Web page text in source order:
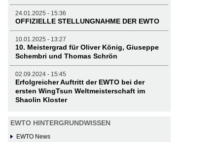
24.01.2025 - 15:36
OFFIZIELLE STELLUNGNAHME DER EWTO
10.01.2025 - 13:27
10. Meistergrad für Oliver König, Giuseppe
Schembri und Thomas Schrön
02.09.2024 - 15:45
Erfolgreicher Auftritt der EWTO bei der
ersten WingTsun Weltmeisterschaft im
Shaolin Kloster
EWTO HINTERGRUNDWISSEN
EWTO News